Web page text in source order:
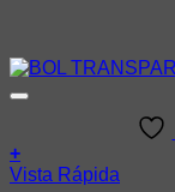
+
Vista Rápida